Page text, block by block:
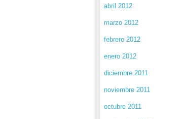
abril 2012
marzo 2012
febrero 2012
enero 2012
diciembre 2011
noviembre 2011
octubre 2011